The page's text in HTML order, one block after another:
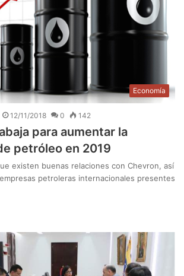
Economía
12/11/2018 0 142
para aumentar la
petróleo en 2019
existen buenas relaciones con Chevron, así
petroleras internacionales presentes